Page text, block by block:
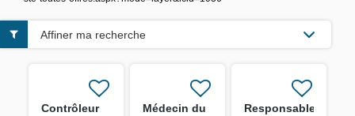
Contrôleur
Médecin du
Responsable
Affiner ma recherche